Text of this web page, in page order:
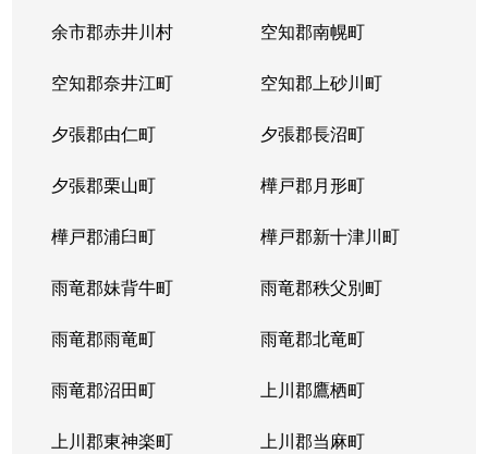
余市郡赤井川村 空知郡南幌町
空知郡奈井江町 空知郡上砂川町
夕張郡由仁町 夕張郡長沼町
夕張郡栗山町 樺戸郡月形町
樺戸郡浦臼町 樺戸郡新十津川町
雨竜郡妹背牛町 雨竜郡秩父別町
雨竜郡雨竜町 雨竜郡北竜町
雨竜郡沼田町 上川郡鷹栖町
上川郡東神楽町 上川郡当麻町